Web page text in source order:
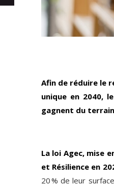
Afin de réduire le
unique en 2040,
gagnent du
La loi Agec, mise
et Résilience en
20 % de leur